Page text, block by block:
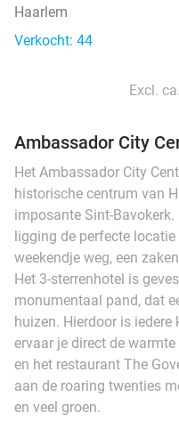
Haarlem
Verkocht: 44
Excl.
Ambassador City
Het Ambassador City
historische centrum van
imposante Sint-
ligging de perfecte
weekendje weg, een
Het 3-sterrenhotel is
monumentaal pand, dat
huizen. Hierdoor is
ervaar je direct de
en het restaurant The
aan de roaring twenties
en veel groen.